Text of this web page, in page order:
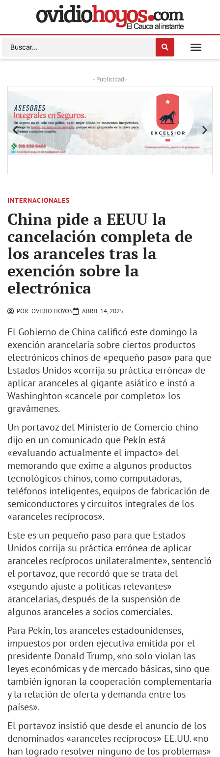
- Publicidad -
INTERNACIONALES
China pide a EEUU la
cancelación completa de
los aranceles tras la
exención sobre la
electrónica
POR:OVIDIO HOYOS ABRIL 14, 2025
El Gobierno de China calificó este domingo la
exención arancelaria sobre ciertos productos
electrónicos chinos de «pequeño paso» para que
Estados Unidos «corrija su práctica errónea» de
aplicar aranceles al gigante asiático e instó a
Washinghton «cancele por completo» los
gravámenes.
Un portavoz del Ministerio de Comercio chino
dijo en un comunicado que Pekín está
«evaluando actualmente el impacto» del
memorando que exime a algunos productos
tecnológicos chinos, como computadoras,
teléfonos inteligentes, equipos de fabricación de
semiconductores y circuitos integrales de los
«aranceles recíprocos».
Este es un pequeño paso para que Estados
Unidos corrija su práctica errónea de aplicar
aranceles recíprocos unilateralmente», sentenció
el portavoz, que recordó que se trata del
«segundo ajuste a políticas relevantes»
arancelarias, después de la suspensión de
algunos aranceles a socios comerciales.
Para Pekín, los aranceles estadounidenses,
impuestos por orden ejecutiva emitida por el
presidente Donald Trump, «no solo violan las
leyes económicas y de mercado básicas, sino que
también ignoran la cooperación complementaria
y la relación de oferta y demanda entre los
países».
El portavoz insistió que desde el anuncio de los
denominados «aranceles recíprocos» EE.UU. «no
han logrado resolver ninguno de los problemas»